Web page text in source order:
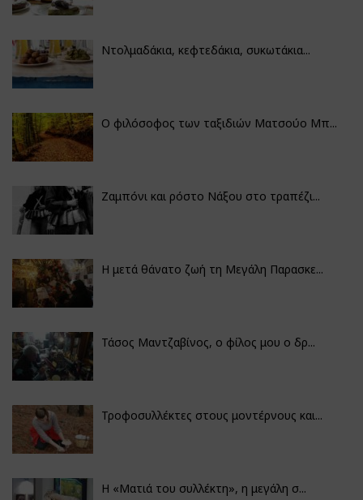
Ντολμαδάκια, κεφτεδάκια, συκωτάκια...
Ο φιλόσοφος των ταξιδιών Ματσούο Μπ...
Ζαμπόνι και ρόστο Νάξου στο τραπέζι...
Η μετά θάνατο ζωή τη Μεγάλη Παρασκε...
Τάσος Μαντζαβίνος, ο φίλος μου ο δρ...
Τροφοσυλλέκτες στους μοντέρνους και...
H «Ματιά του συλλέκτη», η μεγάλη σ...